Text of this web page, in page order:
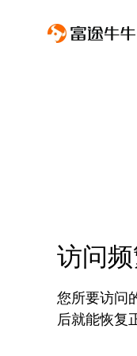
访问
您所要访问
后就能恢复